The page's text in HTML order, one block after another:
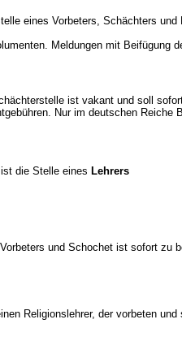
eines Vorbeters, Schächters und
Meldungen mit Beifügung
ist vakant und soll
Nur im deutschen Reiche
die Stelle eines Lehrers
und Schochet ist sofort zu
Religionslehrer, der vorbeten